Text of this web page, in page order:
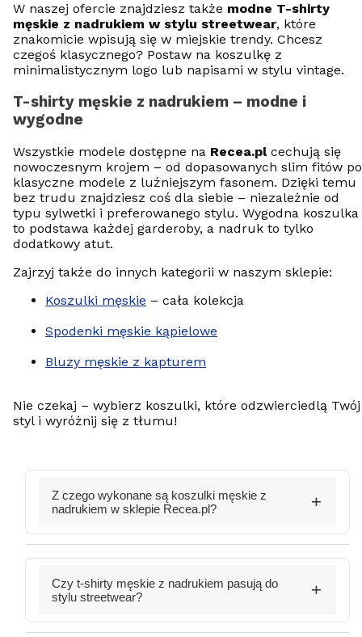
W naszej ofercie znajdziesz także modne T-shirty
męskie z nadrukiem w stylu streetwear, które
znakomicie wpisują się w miejskie trendy. Chcesz
czegoś klasycznego? Postaw na koszulkę z
minimalistycznym logo lub napisami w stylu vintage.
T-shirty męskie z nadrukiem – modne i
wygodne
Wszystkie modele dostępne na Recea.plcechują się
nowoczesnym krojem – od dopasowanych slim fitów po
klasyczne modele z luźniejszym fasonem. Dzięki temu
bez trudu znajdziesz coś dla siebie – niezależnie od
typu sylwetki i preferowanego stylu. Wygodna koszulka
to podstawa każdej garderoby, a nadruk to tylko
dodatkowy atut.
Zajrzyj także do innych kategorii w naszym sklepie:
Koszulki męskie – cała kolekcja
Spodenki męskie kąpielowe
Bluzy męskie z kapturem
Nie czekaj – wybierz koszulki, które odzwierciedlą Twój
styl i wyróżnij się z tłumu!
Z czego wykonane są koszulki męskie z
nadrukiem w sklepie Recea.pl?
Czy t-shirty męskie z nadrukiem pasują do
stylu streetwear?